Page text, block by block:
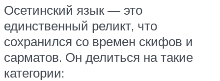
Осетинский язык — это
единственный реликт, что
сохранился со времен скифов и
сарматов. Он делиться на такие
категории: